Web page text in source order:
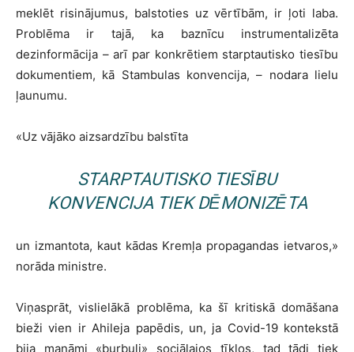
meklēt risinājumus, balstoties uz vērtībām, ir ļoti laba.
Problēma ir tajā, ka baznīcu instrumentalizēta
dezinformācija – arī par konkrētiem starptautisko tiesību
dokumentiem, kā Stambulas konvencija, – nodara lielu
ļaunumu.
«Uz vājāko aizsardzību balstīta
STARPTAUTISKO TIESĪBU
KONVENCIJA TIEK DĒMONIZĒTA
un izmantota, kaut kādas Kremļa propagandas ietvaros,»
norāda ministre.
Viņasprāt, vislielākā problēma, ka šī kritiskā domāšana
bieži vien ir Ahileja papēdis, un, ja Covid-19 kontekstā
bija manāmi «burbuļi» sociālajos tīklos, tad tādi tiek